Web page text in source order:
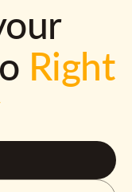
Right